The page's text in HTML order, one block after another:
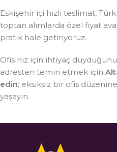
Eskişehir içi hızlı teslimat,
toptan alımlarda özel fiyat
pratik hale getiriyoruz.
Ofisiniz için ihtiyaç
adresten temin etmek için
edin; eksiksiz bir ofis düzenine
yaşayın.